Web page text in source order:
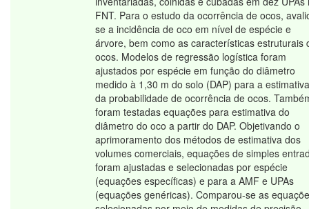
FNT. Para o estudo da ocorrência de ocos,
se a incidência de oco em nível de espécie e
árvore, bem como as características estruturais
ocos. Modelos de regressão logística foram
ajustados por espécie em função do diâmetro
medido à 1,30 m do solo (DAP) para a estimativa
da probabilidade de ocorrência de ocos.
foram testadas equações para estimativa do
diâmetro do oco a partir do DAP. Objetivando o
aprimoramento dos métodos de estimativa dos
volumes comerciais, equações de simples
foram ajustadas e selecionadas por espécie
(equações específicas) e para a AMF e UPAs
(equações genéricas). Comparou-se as